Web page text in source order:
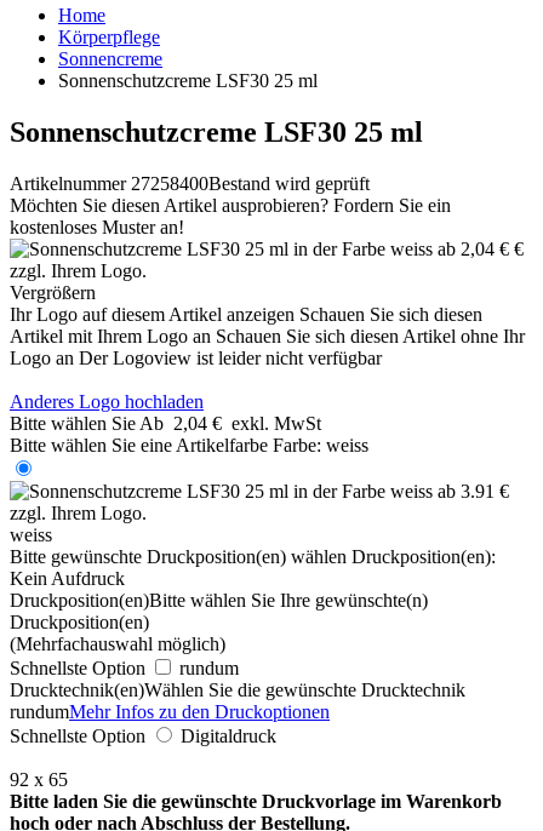
Home
Körperpflege
Sonnencreme
Sonnenschutzcreme LSF30 25 ml
Sonnenschutzcreme LSF30 25 ml
Artikelnummer 27258400Bestand wird geprüft
Möchten Sie diesen Artikel ausprobieren? Fordern Sie ein
kostenloses Muster an!
Vergrößern
Ihr Logo auf diesem Artikel anzeigen Schauen Sie sich diesen
Artikel mit Ihrem Logo an Schauen Sie sich diesen Artikel ohne Ihr
Logo an Der Logoview ist leider nicht verfügbar
Anderes Logo hochladen
Bitte wählen Sie Ab 2,04 € exkl. MwSt
Bitte wählen Sie eine Artikelfarbe Farbe: weiss
weiss
Bitte gewünschte Druckposition(en) wählen Druckposition(en):
Kein Aufdruck
Druckposition(en)Bitte wählen Sie Ihre gewünschte(n)
Druckposition(en)
(Mehrfachauswahl möglich)
Schnellste Option
rundum
Drucktechnik(en)Wählen Sie die gewünschte Drucktechnik
rundumMehr Infos zu den Druckoptionen
Schnellste Option
Digitaldruck
92 x 65
Bitte laden Sie die gewünschte Druckvorlage im Warenkorb
hoch oder nach Abschluss der Bestellung.